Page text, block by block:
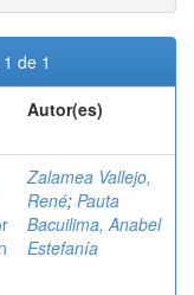
de 1
Autor(es)
Zalamea Vallejo,
René; Pauta
Bacuilima, Anabel
Estefanía